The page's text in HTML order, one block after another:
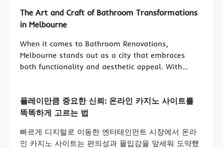
The Art and Craft of Bathroom Transformations
in Melbourne
When it comes to Bathroom Renovations,
Melbourne stands out as a city that embraces
both functionality and aesthetic appeal. With…
플레이만큼 중요한 신뢰: 온라인 카지노 사이트를
똑똑하게 고르는 법
빠르게 디지털로 이동한 엔터테인먼트 시장에서 온라
인 카지노 사이트는 편의성과 몰입감을 앞세워 도약했